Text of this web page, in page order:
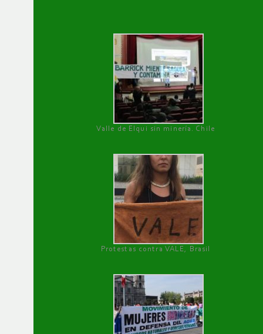
Valle de Elqui sin minería. Chile
Protestas contra VALE, Brasil